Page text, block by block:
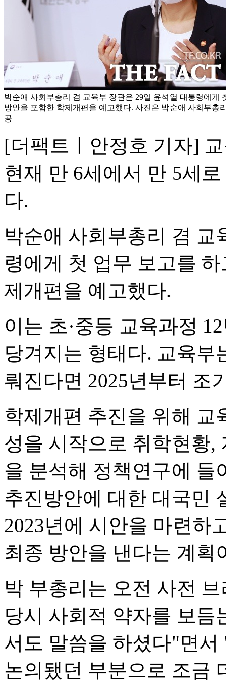
박순애 사회부총리 겸 교육부 장관은 29일 윤석열 대통령에게
방안을 포함한 학제개편을 예고했다. 사진은 박순애 사회부총
공
[더팩트ㅣ안정호 기자]
현재 만 6세에서 만 5세
다.
박순애 사회부총리 겸 교
령에게 첫 업무 보고를
제개편을 예고했다.
이는 초·중등 교육과정
당겨지는 형태다. 교육
뤄진다면 2025년부터 조
학제개편 추진을 위해 교
성을 시작으로 취학현황,
을 분석해 정책연구에 들
추진방안에 대한 대국민
2023년에 시안을 마련하
최종 방안을 낸다는 계획
박 부총리는 오전 사전
당시 사회적 약자를 보
서도 말씀을 하셨다"면
논의됐던 부분으로 조금